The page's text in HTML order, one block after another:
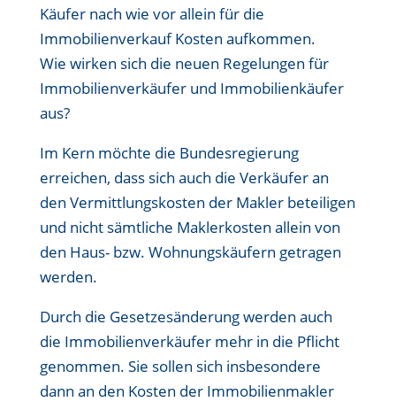
Käufer nach wie vor allein für die
Immobilienverkauf Kosten aufkommen.
Wie wirken sich die neuen Regelungen für
Immobilienverkäufer und Immobilienkäufer
aus?
Im Kern möchte die Bundesregierung
erreichen, dass sich auch die Verkäufer an
den Vermittlungskosten der Makler beteiligen
und nicht sämtliche Maklerkosten allein von
den Haus- bzw. Wohnungskäufern getragen
werden.
Durch die Gesetzesänderung werden auch
die Immobilienverkäufer mehr in die Pflicht
genommen. Sie sollen sich insbesondere
dann an den Kosten der Immobilienmakler